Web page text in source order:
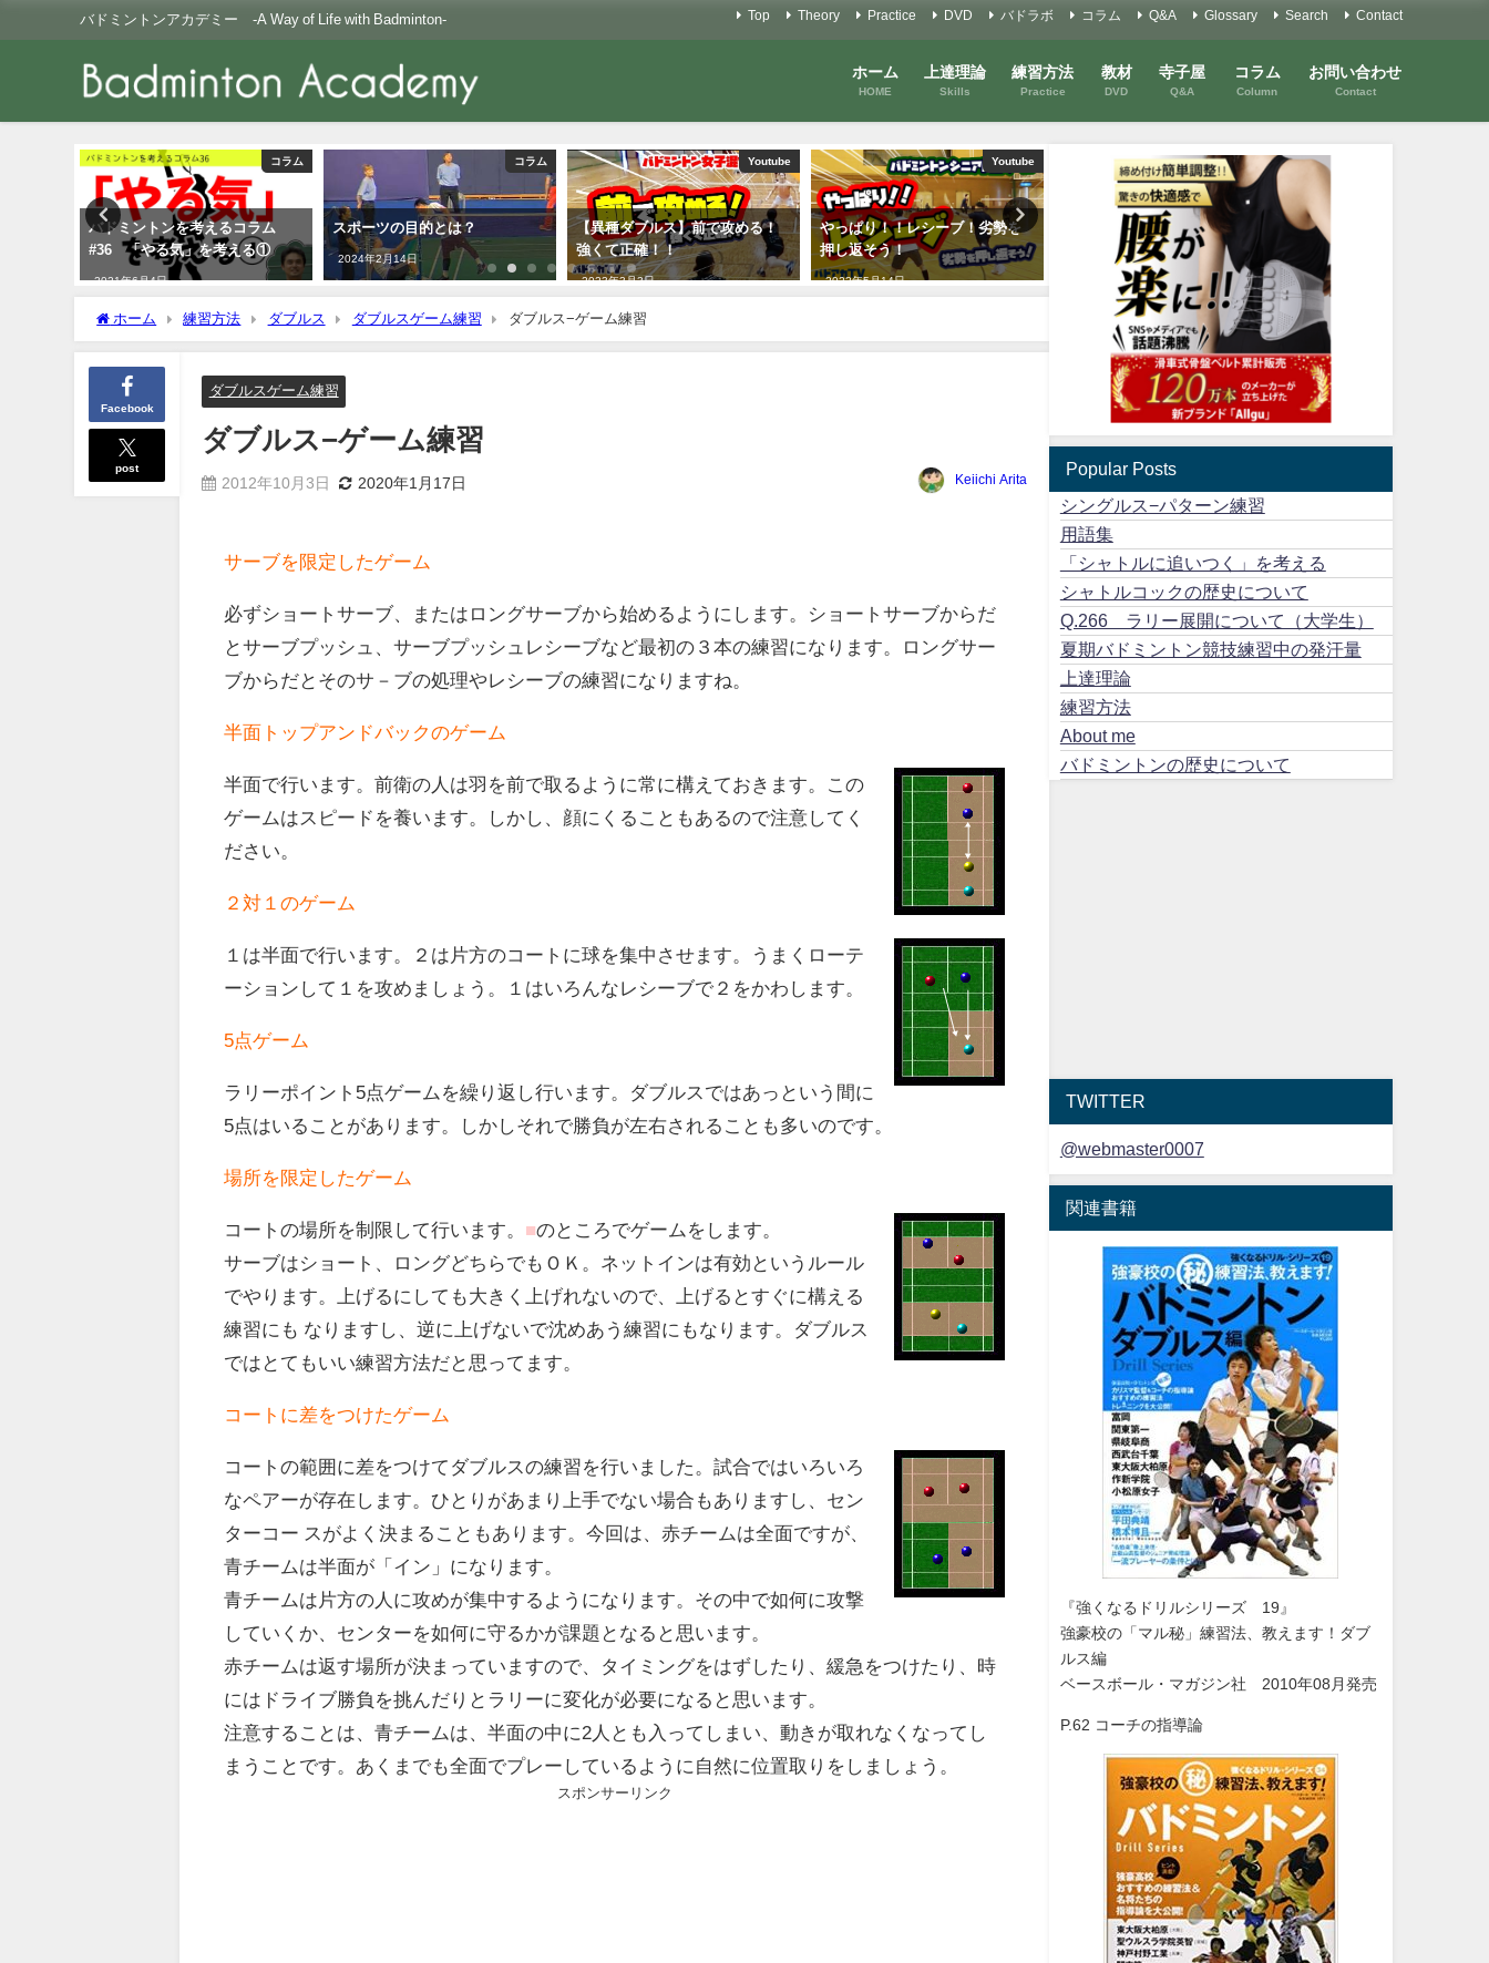
バドミントンアカデミー -A Way of Life with Badminton- Top Theory Practice DVD バドラボ コラム Q&A Glossary Search Contact
ホーム
HOME
上達理論
Skills
練習方法
Practice
教材
DVD
寺子屋
Q&A
コラム
Column
お問い合わせ
Contact
コラム
バドミントンを考えるコラム
#36 「やる気」を考える①
2021年6月4日
コラム
スポーツの目的とは？
2024年2月14日
Youtube
【異種ダブルス】前で攻める！
強くて正確！！
2023年3月3日
Youtube
やっぱり！！レシーブ！劣勢を
押し返そう！
2022年5月14日
Youtube
シニア男子ダブルス〜wtih左利
2020年6月13日
【シニアミックス】カバー
す！させていただきます！
2023年1月29日
ホーム 練習方法 ダブルス ダブルスゲーム練習 ダブルス−ゲーム練習
Facebook
post
ダブルスゲーム練習
ダブルス−ゲーム練習
2012年10月3日 2020年1月17日 Keiichi Arita
サーブを限定したゲーム
必ずショートサーブ、またはロングサーブから始めるようにします。ショートサーブからだ
とサーブプッシュ、サーブプッシュレシーブなど最初の３本の練習になります。ロングサー
ブからだとそのサ－ブの処理やレシーブの練習になりますね。
半面トップアンドバックのゲーム
半面で行います。前衛の人は羽を前で取るように常に構えておきます。この
ゲームはスピードを養います。しかし、顔にくることもあるので注意してく
ださい。
２対１のゲーム
１は半面で行います。２は片方のコートに球を集中させます。うまくローテ
ーションして１を攻めましょう。１はいろんなレシーブで２をかわします。
5点ゲーム
ラリーポイント5点ゲームを繰り返し行います。ダブルスではあっという間に
5点はいることがあります。しかしそれで勝負が左右されることも多いのです。
場所を限定したゲーム
コートの場所を制限して行います。 ■のところでゲームをします。
サーブはショート、ロングどちらでもＯＫ。ネットインは有効というルール
でやります。上げるにしても大きく上げれないので、上げるとすぐに構える
練習にも なりますし、逆に上げないで沈めあう練習にもなります。ダブルス
ではとてもいい練習方法だと思ってます。
コートに差をつけたゲーム
コートの範囲に差をつけてダブルスの練習を行いました。試合ではいろいろ
なペアーが存在します。ひとりがあまり上手でない場合もありますし、セン
ターコー スがよく決まることもあります。今回は、赤チームは全面ですが、
青チームは半面が「イン」になります。
青チームは片方の人に攻めが集中するようになります。その中で如何に攻撃
していくか、センターを如何に守るかが課題となると思います。
赤チームは返す場所が決まっていますので、タイミングをはずしたり、緩急をつけたり、時
にはドライブ勝負を挑んだりとラリーに変化が必要になると思います。
注意することは、青チームは、半面の中に2人とも入ってしまい、動きが取れなくなってし
まうことです。あくまでも全面でプレーしているように自然に位置取りをしましょう。
スポンサーリンク
Popular Posts
シングルス−パターン練習
用語集
「シャトルに追いつく」を考える
シャトルコックの歴史について
Q.266 ラリー展開について（大学生）
夏期バドミントン競技練習中の発汗量
上達理論
練習方法
About me
バドミントンの歴史について
TWITTER
@webmaster0007
関連書籍
『強くなるドリルシリーズ 19』
強豪校の「マル秘」練習法、教えます！ダブ
ルス編
ベースボール・マガジン社 2010年08月発売
P.62 コーチの指導論